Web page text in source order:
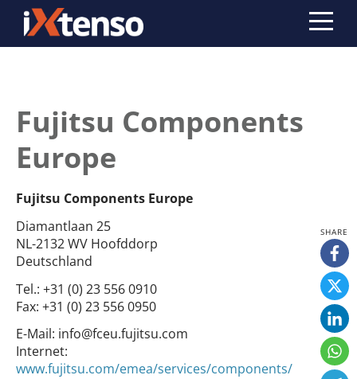
Fujitsu Components
Europe
Fujitsu Components Europe
Diamantlaan 25
NL-2132 WV Hoofddorp
Deutschland
Tel.: +31 (0) 23 556 0910
Fax: +31 (0) 23 556 0950
E-Mail: info@fceu.fujitsu.com
Internet:
www.fujitsu.com/emea/services/components/